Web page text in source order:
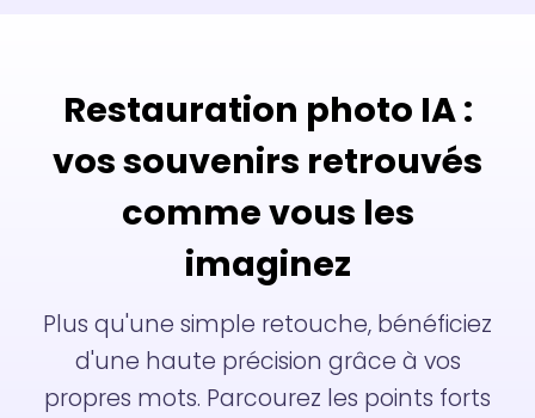
Restauration photo IA :
vos souvenirs retrouvés
comme vous les
imaginez
Plus qu'une simple retouche, bénéficiez
d'une haute précision grâce à vos
propres mots. Parcourez les points forts